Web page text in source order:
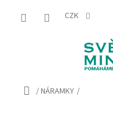
CZK
Domů
/NÁRAMKY /